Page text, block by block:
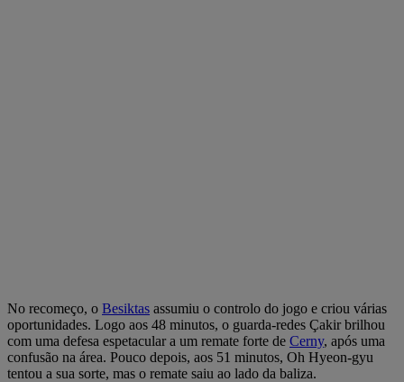
No recomeço, o Besiktas assumiu o controlo do jogo e criou várias
oportunidades. Logo aos 48 minutos, o guarda-redes Çakir brilhou
com uma defesa espetacular a um remate forte de Cerny, após uma
confusão na área. Pouco depois, aos 51 minutos, Oh Hyeon-gyu
tentou a sua sorte, mas o remate saiu ao lado da baliza.